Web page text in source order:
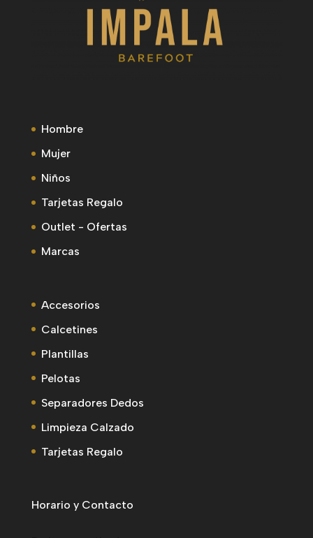
Hombre
Mujer
Niños
Tarjetas Regalo
Outlet - Ofertas
Marcas
Accesorios
Calcetines
Plantillas
Pelotas
Separadores Dedos
Limpieza Calzado
Tarjetas Regalo
Horario y Contacto